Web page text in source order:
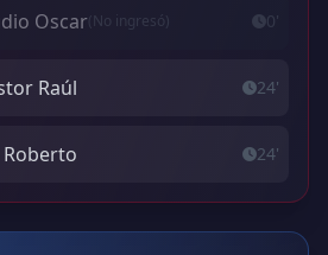
Oscar(No ingresó) 0'
Raúl 24'
24'